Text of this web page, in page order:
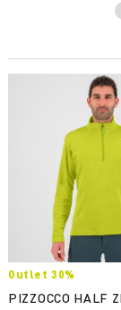
Outlet 30%
PIZZOCCO HALF